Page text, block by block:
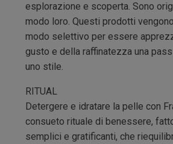
esplorazione e scoperta. Sono
modo loro. Questi prodotti
modo selettivo per essere
gusto e della raffinatezza una
uno stile.
RITUAL
Detergere e idratare la pelle con
consueto rituale di benessere,
semplici e gratificanti, che